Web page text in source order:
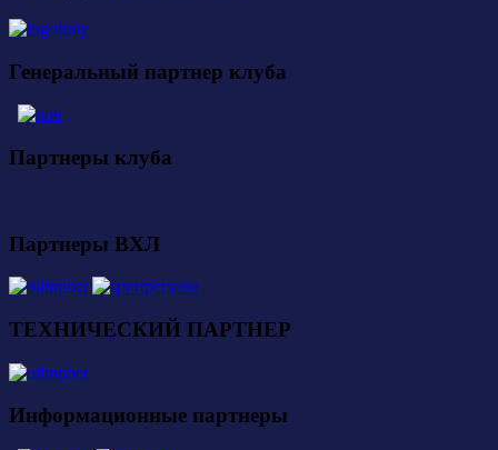
Генеральный партнер клуба
Партнеры клуба
Партнеры ВХЛ
ТЕХНИЧЕСКИЙ ПАРТНЕР
Информационные партнеры